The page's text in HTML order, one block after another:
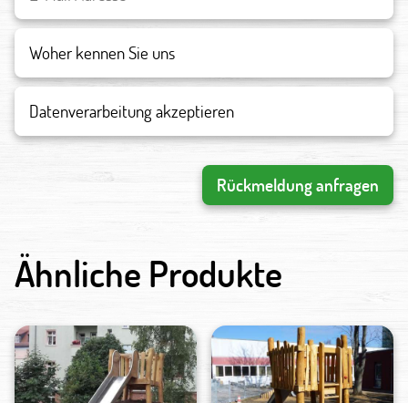
Datenverarbeitung akzeptieren
Rückmeldung anfragen
Ähnliche Produkte